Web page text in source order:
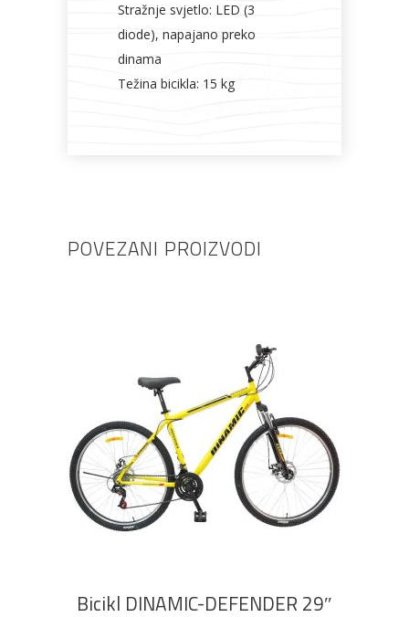
Stražnje svjetlo: LED (3
diode), napajano preko
dinama
Težina bicikla: 15 kg
POVEZANI PROIZVODI
DODAJ U KOŠARICU
Bicikl DINAMIC-DEFENDER 29″